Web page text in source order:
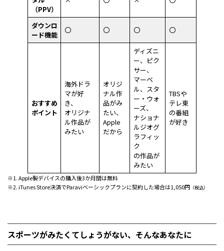
（PPV）
ダウンロ
ード機能
〇 〇 〇 〇
おすすめ
ポイント
海外ドラ
マが好
き、
オリジナ
ル作品が
みたい
オリジ
ナル作
品がみ
たい、
Apple
だから
ディズニ
ー、ピク
サー、
マーベ
ル、スタ
ー・ウォ
ーズ、
ナショナ
ルジオグ
ラフィッ
ク
の作品が
みたい
TBSや
テレ東
の番組
が好き
※1. Apple製デバイスの購入後3か月間は無料
※2. iTunes Store決済でParaviベーシックプランに契約した場合は1,050円 （税込）
スポーツがみたくてしょうがない、そんなあなたに